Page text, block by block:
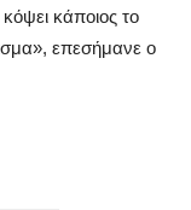
κάποιος το
επεσήμανε ο